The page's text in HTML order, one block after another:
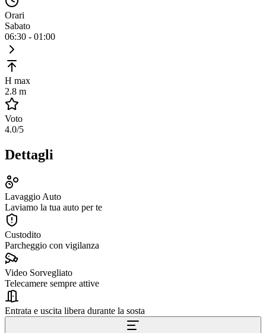
Orari
Sabato
06:30 - 01:00
H max
2.8 m
Voto
4.0/5
Dettagli
Lavaggio Auto
Laviamo la tua auto per te
Custodito
Parcheggio con vigilanza
Video Sorvegliato
Telecamere sempre attive
Entrata e uscita libera durante la sosta